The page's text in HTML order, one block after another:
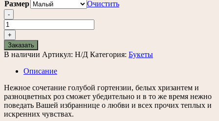
Размер Очистить
-
Количество
товара
Букет
«Весеннее
небо»
+
Заказать
В наличии Артикул: Н/Д Категория: Букеты
Описание
Нежное сочетание голубой гортензии, белых хризантем и
разноцветных роз сможет убедительно и в то же время нежно
поведать Вашей избраннице о любви и всех прочих теплых и
искренних чувствах.